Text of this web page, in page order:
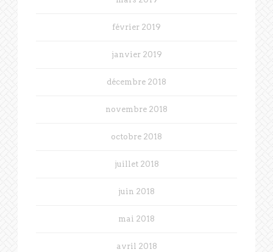
février 2019
janvier 2019
décembre 2018
novembre 2018
octobre 2018
juillet 2018
juin 2018
mai 2018
avril 2018